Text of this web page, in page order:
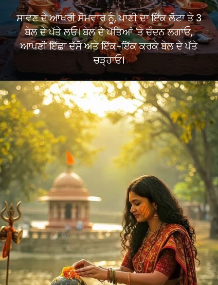
ਸਾਵਣ ਦੇ ਆਖਰੀ ਸੋਮਵਾਰ ਨੂੰ, ਪਾਣੀ ਦਾ ਇੱਕ ਲੋਟਾ ਤੇ 3
ਬੇਲ ਦੇ ਪੱਤੇ ਲਓ। ਬੇਲ ਦੇ ਪੱਤਿਆਂ 'ਤੇ ਚੰਦਨ ਲਗਾਓ,
ਆਪਣੀ ਇੱਛਾ ਦੱਸੋ ਅਤੇ ਇੱਕ-ਇੱਕ ਕਰਕੇ ਬੇਲ ਦੇ ਪੱਤੇ
ਚੜ੍ਹਾਓ।